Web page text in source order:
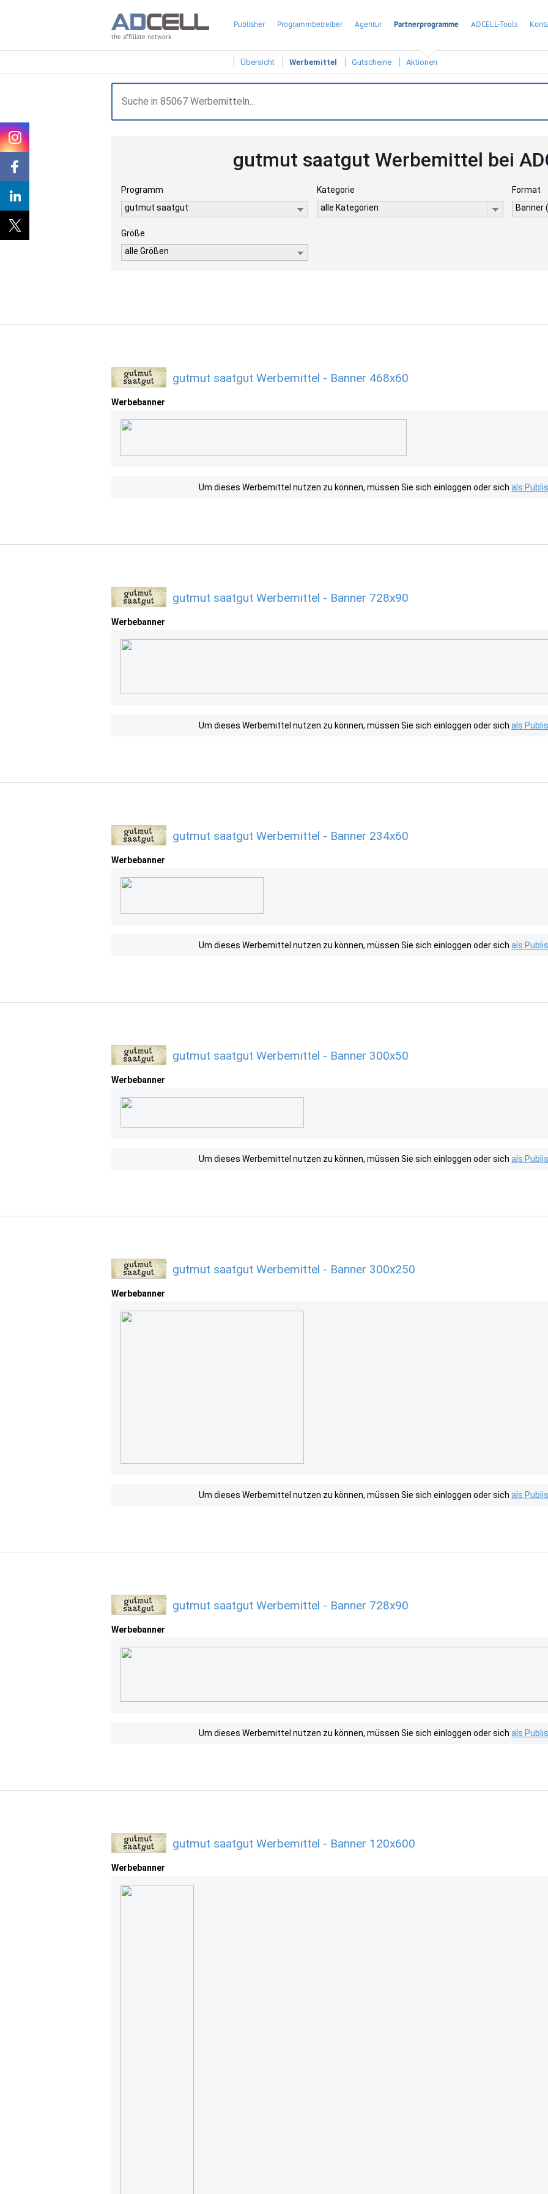
the affiliate network
Publisher Programmbetreiber Agentur Partnerprogramme ADCELL-Tools
Übersicht Werbemittel Gutscheine Aktionen
gutmut saatgut Werbemittel bei
Programm
gutmut saatgut
Kategorie
alle Kategorien
Format
Banner
Größe
alle Größen
gutmut saatgut Werbemittel - Banner 468x60
Werbebanner
Um dieses Werbemittel nutzen zu können, müssen Sie sich einloggen oder sich als
gutmut saatgut Werbemittel - Banner 728x90
Werbebanner
Um dieses Werbemittel nutzen zu können, müssen Sie sich einloggen oder sich als
gutmut saatgut Werbemittel - Banner 234x60
Werbebanner
Um dieses Werbemittel nutzen zu können, müssen Sie sich einloggen oder sich als
gutmut saatgut Werbemittel - Banner 300x50
Werbebanner
Um dieses Werbemittel nutzen zu können, müssen Sie sich einloggen oder sich als
gutmut saatgut Werbemittel - Banner 300x250
Werbebanner
Um dieses Werbemittel nutzen zu können, müssen Sie sich einloggen oder sich als
gutmut saatgut Werbemittel - Banner 728x90
Werbebanner
Um dieses Werbemittel nutzen zu können, müssen Sie sich einloggen oder sich als
gutmut saatgut Werbemittel - Banner 120x600
Werbebanner